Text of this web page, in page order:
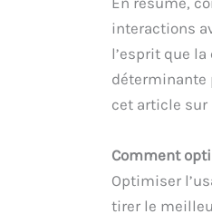
interactions
l’esprit que
déterminante
cet article sur
Comment
Optimiser
tirer le